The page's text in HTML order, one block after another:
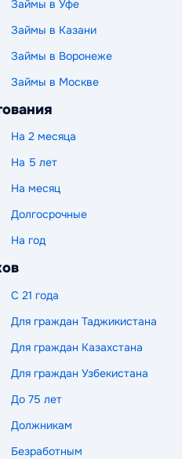
Займы в Уфе
Займы в Казани
Займы в Воронеже
Займы в Москве
На 2 месяца
На 5 лет
На месяц
Долгосрочные
На год
С 21 года
Для граждан Таджикистана
Для граждан Казахстана
Для граждан Узбекистана
До 75 лет
Должникам
Безработным